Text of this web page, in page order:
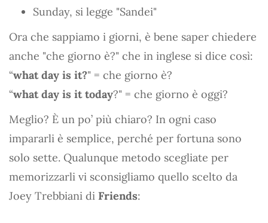
Sunday, si legge "Sandei"
Ora che sappiamo i giorni, è bene saper chiedere
anche "che giorno è?" che in inglese si dice così:
“what day is it?" = che giorno è?
“what day is it today?" = che giorno è oggi?
Meglio? È un po’ più chiaro? In ogni caso
impararli è semplice, perché per fortuna sono
solo sette. Qualunque metodo scegliate per
memorizzarli vi sconsigliamo quello scelto da
Joey Trebbiani di Friends: